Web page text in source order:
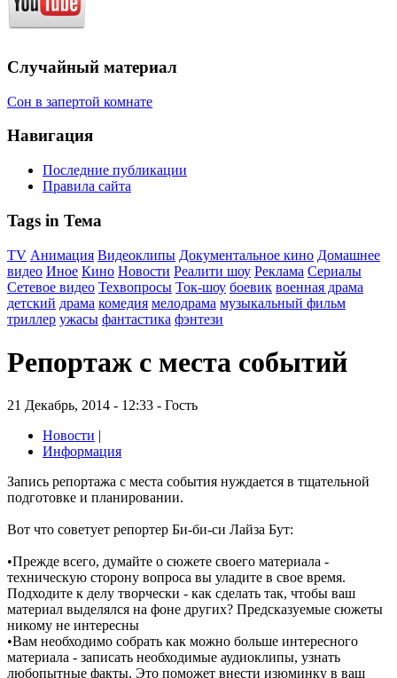
Случайный материал
Сон в запертой комнате
Навигация
Последние публикации
Правила сайта
Tags in Тема
TV Анимация Видеоклипы Документальное кино Домашнее
видео Иное Кино Новости Реалити шоу Реклама Сериалы
Сетевое видео Техвопросы Ток-шоу боевик военная драма
детский драма комедия мелодрама музыкальный фильм
триллер ужасы фантастика фэнтези
Репортаж с места событий
21 Декабрь, 2014 - 12:33 - Гость
Новости |
Информация
Запись репортажа с места события нуждается в тщательной
подготовке и планировании.
Вот что советует репортер Би-би-си Лайза Бут:
•Прежде всего, думайте о сюжете своего материала -
техническую сторону вопроса вы уладите в свое время.
Подходите к делу творчески - как сделать так, чтобы ваш
материал выделялся на фоне других? Предсказуемые сюжеты
никому не интересны
•Вам необходимо собрать как можно больше интересного
материала - записать необходимые аудиоклипы, узнать
любопытные факты. Это поможет внести изюминку в ваш